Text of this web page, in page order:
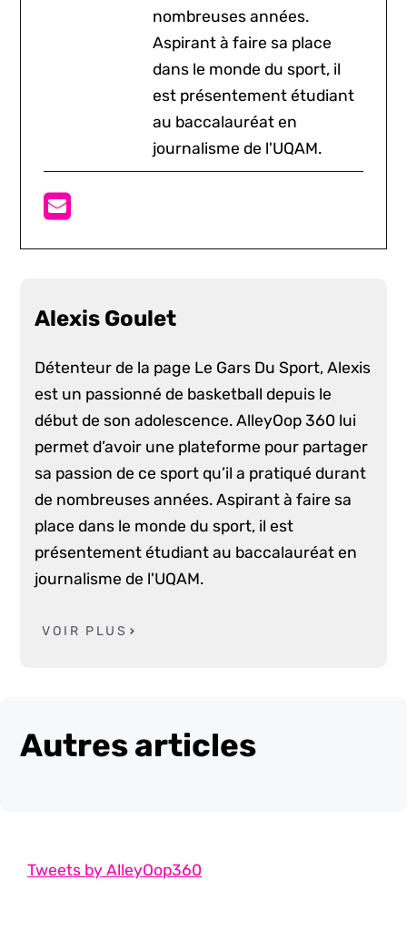
nombreuses années.
Aspirant à faire sa place
dans le monde du sport, il
est présentement étudiant
au baccalauréat en
journalisme de l'UQAM.
Alexis Goulet
Détenteur de la page Le Gars Du Sport, Alexis
est un passionné de basketball depuis le
début de son adolescence. AlleyOop 360 lui
permet d’avoir une plateforme pour partager
sa passion de ce sport qu’il a pratiqué durant
de nombreuses années. Aspirant à faire sa
place dans le monde du sport, il est
présentement étudiant au baccalauréat en
journalisme de l'UQAM.
VOIR PLUS
Autres articles
Tweets by AlleyOop360